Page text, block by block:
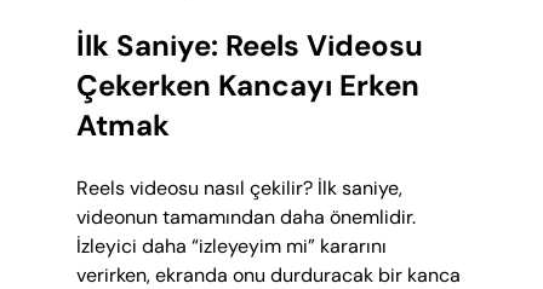
İlk Saniye: Reels Videosu
Çekerken Kancayı Erken
Atmak
Reels videosu nasıl çekilir? İlk saniye,
videonun tamamından daha önemlidir.
İzleyici daha “izleyeyim mi” kararını
verirken, ekranda onu durduracak bir kanca